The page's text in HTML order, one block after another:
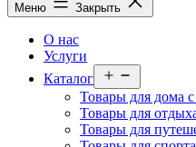
Меню Закрыть
О нас
Услуги
Каталог
меню
Товары для дома
Товары для
Товары для